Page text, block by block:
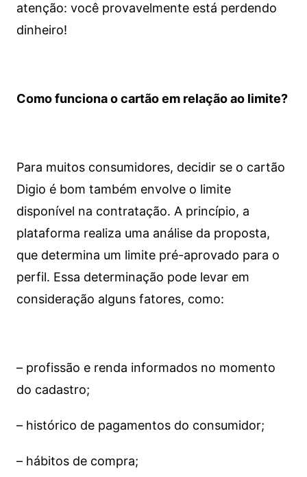
atenção: você provavelmente está perdendo
dinheiro!
Como funciona o cartão em relação ao limite?
Para muitos consumidores, decidir se o cartão
Digio é bom também envolve o limite
disponível na contratação. A princípio, a
plataforma realiza uma análise da proposta,
que determina um limite pré-aprovado para o
perfil. Essa determinação pode levar em
consideração alguns fatores, como:
– profissão e renda informados no momento
do cadastro;
– histórico de pagamentos do consumidor;
– hábitos de compra;